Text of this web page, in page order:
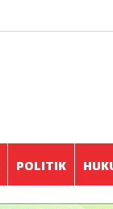
POLITIK